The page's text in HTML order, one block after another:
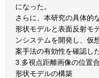
になった。
さらに、本研究の具体的
形状モデルと表面反射モ
ンシステムを開発し、仮
案手法の有効性を確認した
3.多視点距離画像の位置
形状モデルの構築